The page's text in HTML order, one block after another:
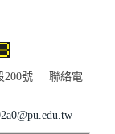
200號 聯絡電